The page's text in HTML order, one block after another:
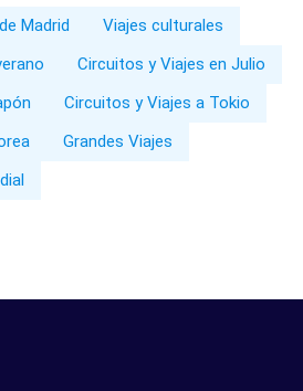
Madrid
Viajes culturales
Circuitos y Viajes en Julio
Circuitos y Viajes a Tokio
Grandes Viajes